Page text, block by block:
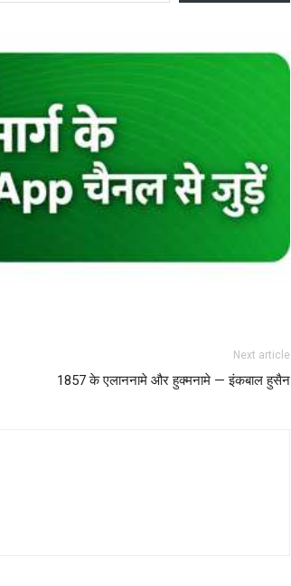
Next article
1857 के एलाननामे और हुक्मनामे — इंकबाल हुसैन